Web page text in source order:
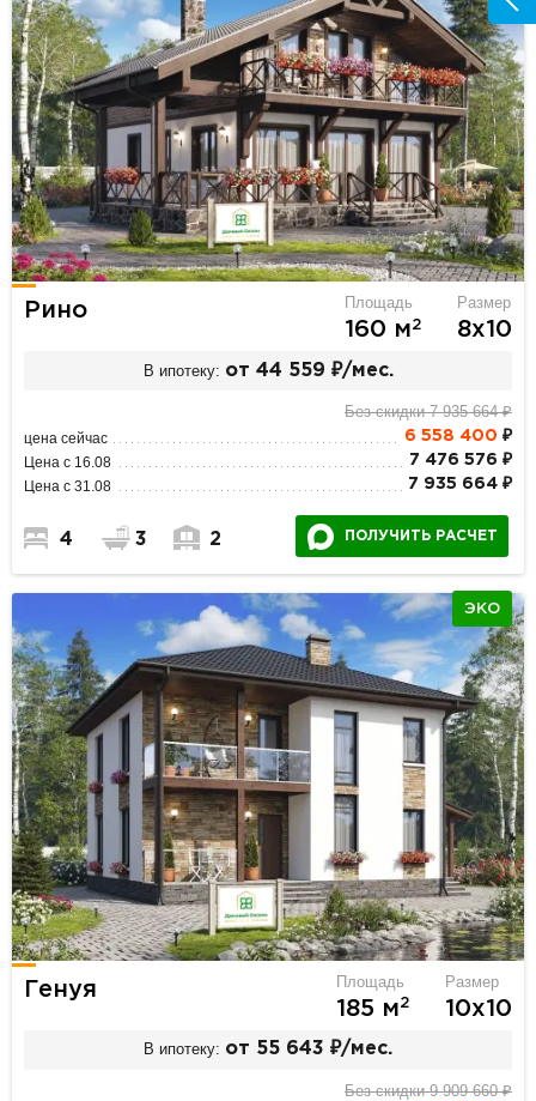
Рино Площадь
160 м2
Размер
8х10
В ипотеку: от 44 559 ₽/мес.
Без скидки 7 935 664 ₽
цена сейчас 6 558 400 ₽
Цена с 16.08 7 476 576 ₽
Цена с 31.08 7 935 664 ₽
4 3 2 ПОЛУЧИТЬ РАСЧЕТ
ЭКО
Генуя Площадь
185 м2
Размер
10х10
В ипотеку: от 55 643 ₽/мес.
Без скидки 9 909 660 ₽